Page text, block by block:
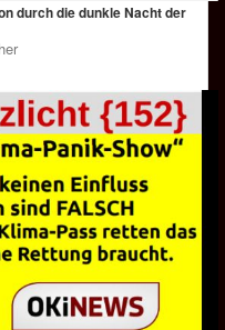
durch die dunkle Nacht der